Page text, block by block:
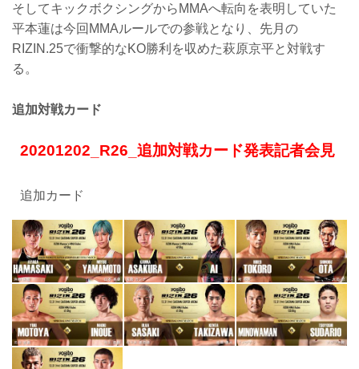
そしてキックボクシングからMMAへ転向を表明していた
平本蓮は今回MMAルールでの参戦となり、先月の
RIZIN.25で衝撃的なKO勝利を収めた萩原京平と対戦す
る。
追加対戦カード
20201202_R26_追加対戦カード発表記者会見
追加カード